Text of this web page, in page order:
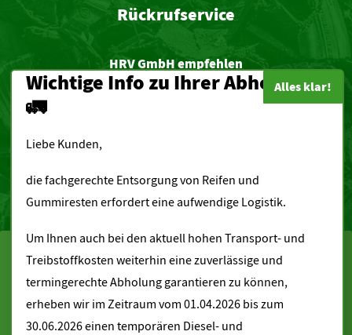
Wir verwenden Cookies, um Ihre Website und unseren Service zu optimieren.
Rückrufservice
HRV GmbH empfehlen
Gemeinde Minsleben
Kurzmenü
Startseite
Wichtige Info zu Ihrer Abholung
🚛
Liebe Kunden,
die fachgerechte Entsorgung von Reifen und
Gummiresten erfordert eine aufwendige Logistik.
Um Ihnen auch bei den aktuell hohen Transport- und
Treibstoffkosten weiterhin eine zuverlässige und
termingerechte Abholung garantieren zu können,
erheben wir im Zeitraum vom 01.04.2026 bis zum
30.06.2026 einen temporären Diesel- und